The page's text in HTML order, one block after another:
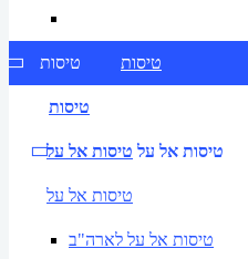
טיסות טיסות
טיסות
טיסות אל על טיסות אל על
טיסות אל על
טיסות אל על לארה"ב